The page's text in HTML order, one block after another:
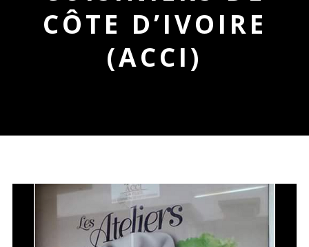
CÔTE D’IVOIRE
(ACCI)